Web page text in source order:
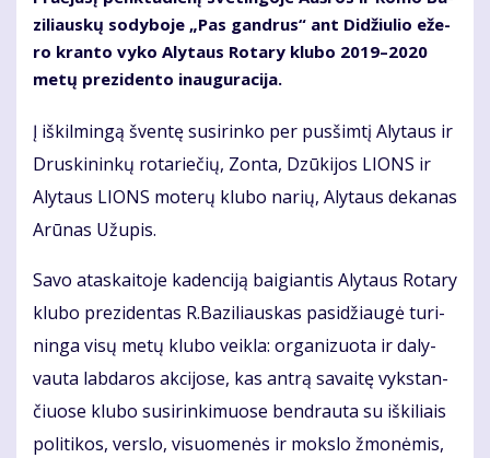
zi­liaus­kų so­dy­bo­je „Pas gan­drus“ ant Di­džiu­lio eže­
ro kran­to vy­ko Aly­taus Ro­ta­ry klu­bo 2019–2020
me­tų pre­zi­den­to inau­gu­ra­ci­ja.
Į iš­kil­min­gą šven­tę su­si­rin­ko per pus­šim­tį Aly­taus ir
Drus­ki­nin­kų ro­ta­rie­čių, Zon­ta, Dzū­ki­jos LIONS ir
Aly­taus LIONS mo­te­rų klu­bo na­rių, Aly­taus de­ka­nas
Arū­nas Už­upis.
Sa­vo ata­skai­to­je ka­den­ci­ją bai­gian­tis Aly­taus Ro­ta­ry
klu­bo pre­zi­den­tas R.Ba­zi­liaus­kas pa­si­džiau­gė tu­ri­
nin­ga vi­sų me­tų klu­bo veik­la: or­ga­ni­zuo­ta ir da­ly­
vau­ta lab­da­ros ak­ci­jo­se, kas an­trą sa­vai­tę vyks­tan­
čiuo­se klu­bo su­si­rin­ki­muo­se ben­drau­ta su iš­ki­liais
po­li­ti­kos, ver­slo, vi­suo­me­nės ir moks­lo žmo­nė­mis,